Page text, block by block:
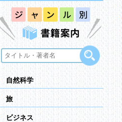
自然科学
旅
ビジネス